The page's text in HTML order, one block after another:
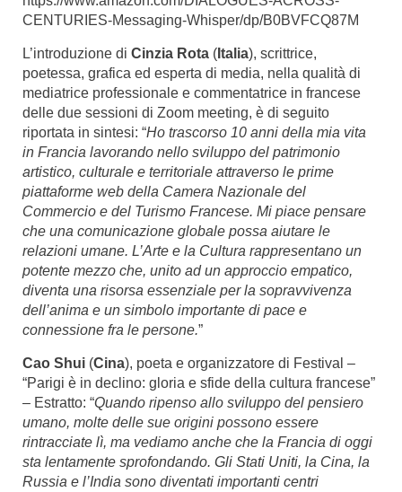
CENTURIES-Messaging-Whisper/dp/B0BVFCQ87M
L’introduzione di Cinzia Rota ( Italia), scrittrice,
poetessa, grafica ed esperta di media, nella qualità di
mediatrice professionale e commentatrice in francese
delle due sessioni di Zoom meeting, è di seguito
riportata in sintesi: “Ho trascorso 10 anni della mia vita
in Francia lavorando nello sviluppo del patrimonio
artistico, culturale e territoriale attraverso le prime
piattaforme web della Camera Nazionale del
Commercio e del Turismo Francese. Mi piace pensare
che una comunicazione globale possa aiutare le
relazioni umane. L’Arte e la Cultura rappresentano un
potente mezzo che, unito ad un approccio empatico,
diventa una risorsa essenziale per la sopravvivenza
dell’anima e un simbolo importante di pace e
connessione fra le persone.”
Cao Shui (Cina), poeta e organizzatore di Festival –
“Parigi è in declino: gloria e sfide della cultura francese”
– Estratto: “Quando ripenso allo sviluppo del pensiero
umano, molte delle sue origini possono essere
rintracciate lì, ma vediamo anche che la Francia di oggi
sta lentamente sprofondando. Gli Stati Uniti, la Cina, la
Russia e l’India sono diventati importanti centri